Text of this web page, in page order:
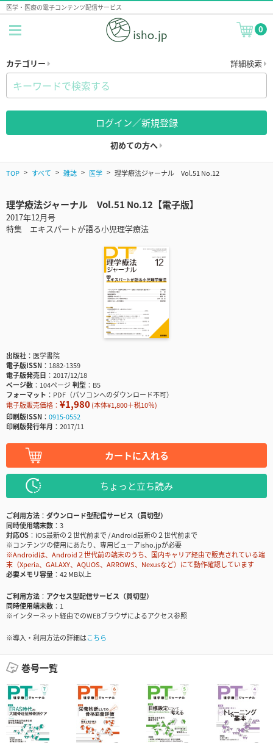
医学・医療の電子コンテンツ配信サービス
0
カテゴリー 詳細検索
ログイン／新規登録
初めての方へ
TOP すべて 雑誌 医学 理学療法ジャーナル Vol.51 No.12
理学療法ジャーナル Vol.51 No.12【電子版】
2017年12月号
特集 エキスパートが語る小児理学療法
出版社
医学書院
電子版ISSN
1882-1359
電子版発売日
2017/12/18
ページ数
104ページ判型
B5
フォーマット
PDF（パソコンへのダウンロード不可）
電子版販売価格： ¥1,980(本体¥1,800＋税10％)
印刷版ISSN
0915-0552
印刷版発行年月
2017/11
カートに入れる
ちょっと立ち読み
ご利用方法
ダウンロード型配信サービス（買切型）
同時使用端末数
3
対応OS
iOS最新の２世代前まで / Android最新の２世代前まで
※コンテンツの使用にあたり、専用ビューアisho.jpが必要
※Androidは、Android２世代前の端末のうち、国内キャリア経由で販売されている端
末（Xperia、GALAXY、AQUOS、ARROWS、Nexusなど）にて動作確認しています
必要メモリ容量
42 MB以上
ご利用方法
アクセス型配信サービス（買切型）
同時使用端末数
1
※インターネット経由でのWEBブラウザによるアクセス参照
※導入・利用方法の詳細はこちら
巻号一覧